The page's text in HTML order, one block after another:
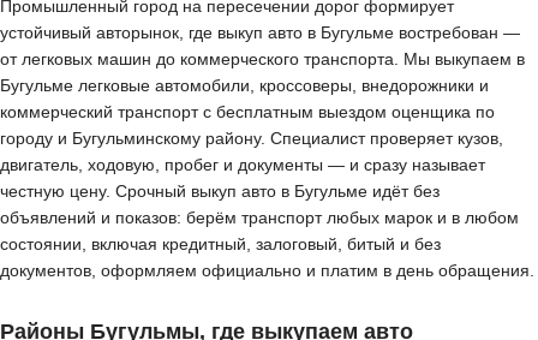
Промышленный город на пересечении дорог формирует
устойчивый авторынок, где выкуп авто в Бугульме востребован —
от легковых машин до коммерческого транспорта. Мы выкупаем в
Бугульме легковые автомобили, кроссоверы, внедорожники и
коммерческий транспорт с бесплатным выездом оценщика по
городу и Бугульминскому району. Специалист проверяет кузов,
двигатель, ходовую, пробег и документы — и сразу называет
честную цену. Срочный выкуп авто в Бугульме идёт без
объявлений и показов: берём транспорт любых марок и в любом
состоянии, включая кредитный, залоговый, битый и без
документов, оформляем официально и платим в день обращения.
Районы Бугульмы, где выкупаем авто